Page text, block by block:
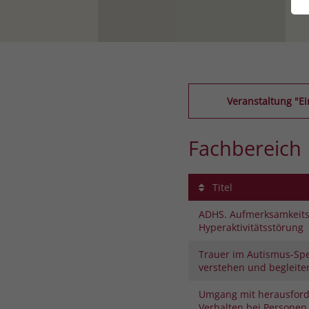
Veranstaltung
Fachbereich
Titel
ADHS.
Hyperaktivitätsstörung
Trauer im Autismus-
verstehen und
Umgang mit